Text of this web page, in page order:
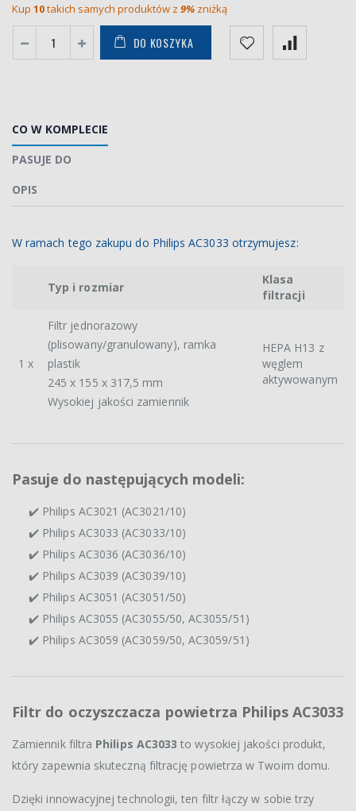
Kup 10takich samych produktów z 9% zniżką
DO KOSZYKA
CO W KOMPLECIE
PASUJE DO
OPIS
W ramach tego zakupu do Philips AC3033 otrzymujesz:
Typ i rozmiar
Klasa
filtracji
1 x
Filtr jednorazowy
(plisowany/granulowany), ramka
plastik
245 x 155 x 317,5 mm
Wysokiej jakości zamiennik
HEPA H13 z
węglem
aktywowanym
Pasuje do następujących modeli:
✔️ Philips AC3021 (AC3021/10)
✔️ Philips AC3033 (AC3033/10)
✔️ Philips AC3036 (AC3036/10)
✔️ Philips AC3039 (AC3039/10)
✔️ Philips AC3051 (AC3051/50)
✔️ Philips AC3055 (AC3055/50, AC3055/51)
✔️ Philips AC3059 (AC3059/50, AC3059/51)
Filtr do oczyszczacza powietrza Philips AC3033
Zamiennik filtra Philips AC3033 to wysokiej jakości produkt,
który zapewnia skuteczną filtrację powietrza w Twoim domu.
Dzięki innowacyjnej technologii, ten filtr łączy w sobie trzy